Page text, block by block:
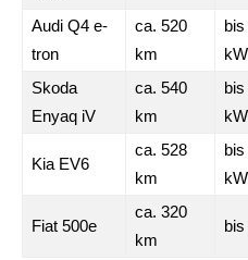
Audi Q4 e-
tron
ca. 520
km
kW
Skoda
Enyaq iV
ca. 540
km
kW
Kia EV6
ca. 528
km
kW
Fiat 500e
ca. 320
km